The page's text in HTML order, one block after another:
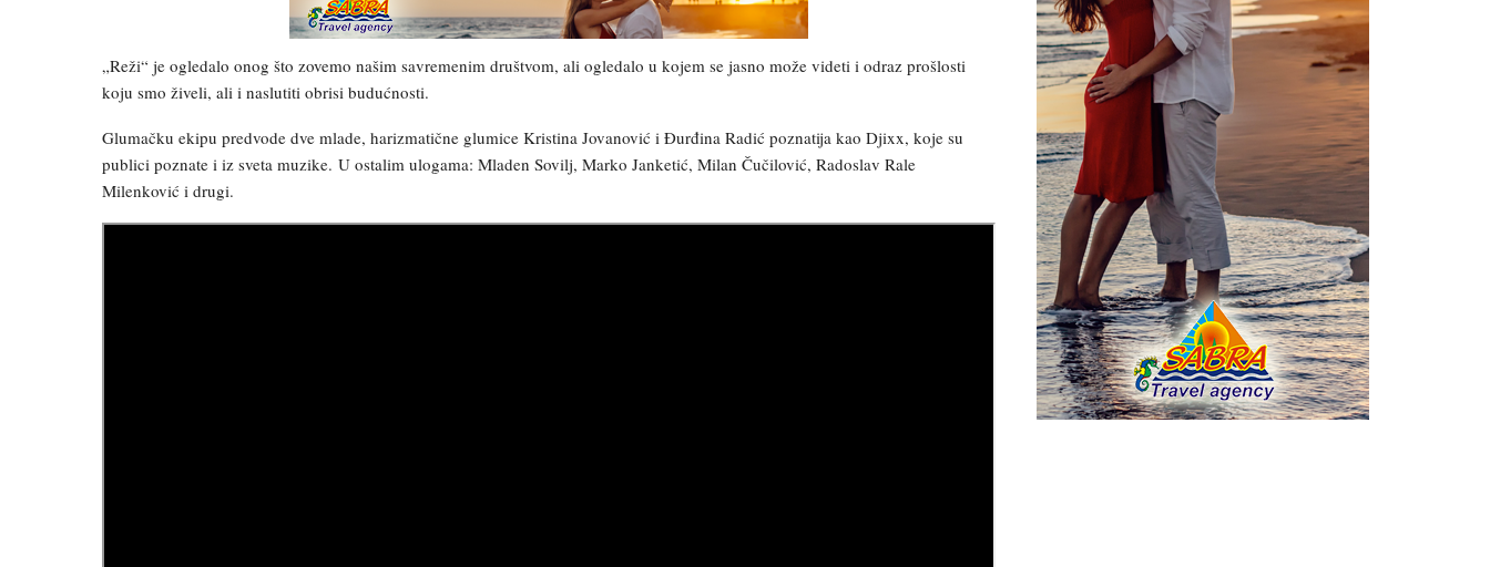
„Reži“ je ogledalo onog što zovemo našim savremenim društvom, ali ogledalo u kojem se jasno može videti i odraz prošlosti
koju smo živeli, ali i naslutiti obrisi budućnosti.
Glumačku ekipu predvode dve mlade, harizmatične glumice Kristina Jovanović i Đurđina Radić poznatija kao Djixx, koje su
publici poznate i iz sveta muzike. U ostalim ulogama: Mladen Sovilj, Marko Janketić, Milan Čučilović, Radoslav Rale
Milenković i drugi.